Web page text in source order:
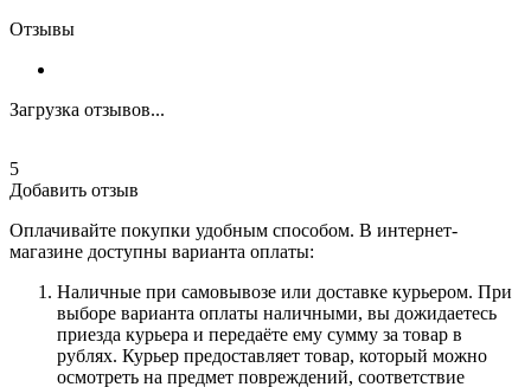
Отзывы
Загрузка отзывов...
5
Добавить отзыв
Оплачивайте покупки удобным способом. В интернет-
магазине доступны варианта оплаты:
Наличные при самовывозе или доставке курьером. При
выборе варианта оплаты наличными, вы дожидаетесь
приезда курьера и передаёте ему сумму за товар в
рублях. Курьер предоставляет товар, который можно
осмотреть на предмет повреждений, соответствие